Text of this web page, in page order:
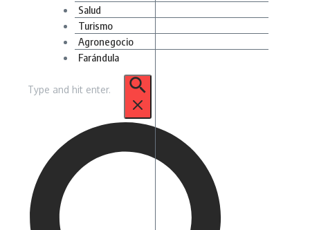
Salud
Turismo
Agronegocio
Farándula